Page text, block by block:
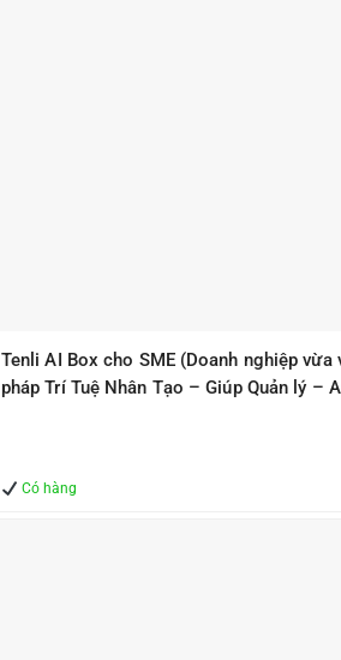
Tenli AI Box cho SME (Doanh nghiệp vừa
pháp Trí Tuệ Nhân Tạo – Giúp Quản lý –
Có hàng